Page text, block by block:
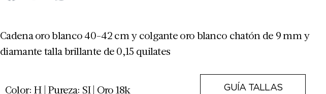
Cadena oro blanco 40-42 cm y colgante oro blanco chatón de 9 mm y
diamante talla brillante de 0,15 quilates
Color: H | Pureza: SI | Oro 18k GUÍA TALLAS